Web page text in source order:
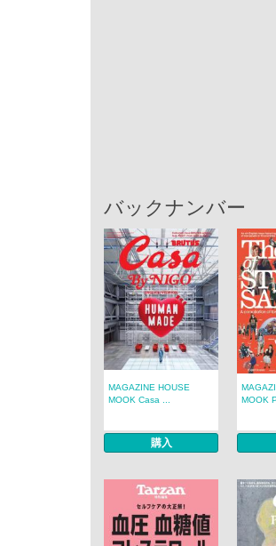
バックナンバー
MAGAZINE HOUSE
MOOK Casa ...
購入
MOOK